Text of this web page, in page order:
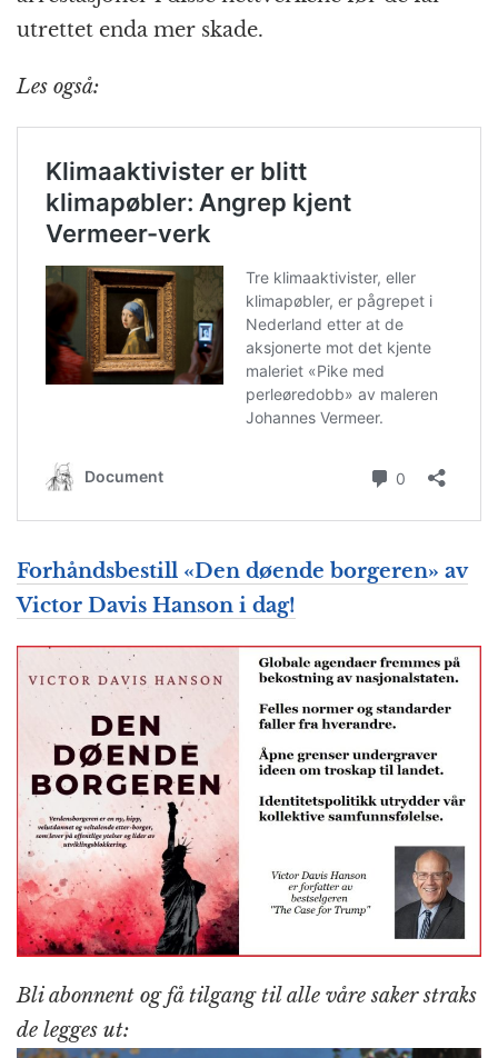
utrettet enda mer skade.
Les også:
Forhåndsbestill «Den døende borgeren» av
Victor Davis Hanson i dag!
Bli abonnent og få tilgang til alle våre saker straks
de legges ut: